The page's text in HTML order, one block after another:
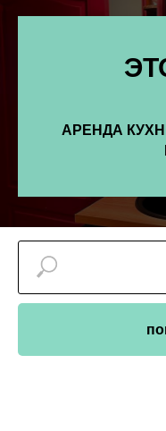
АРЕНДА